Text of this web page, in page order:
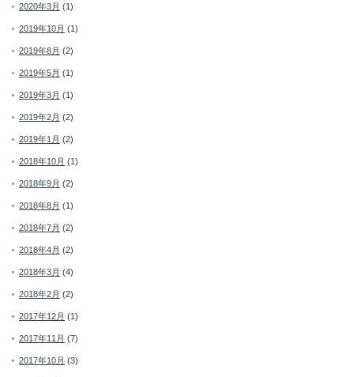
2020年3月 (1)
2019年10月 (1)
2019年8月 (2)
2019年5月 (1)
2019年3月 (1)
2019年2月 (2)
2019年1月 (2)
2018年10月 (1)
2018年9月 (2)
2018年8月 (1)
2018年7月 (2)
2018年4月 (2)
2018年3月 (4)
2018年2月 (2)
2017年12月 (1)
2017年11月 (7)
2017年10月 (3)